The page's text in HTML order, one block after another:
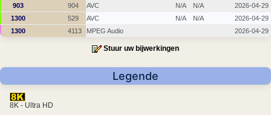
903
904 AVC N/A N/A
2026-04-29
1300
529 AVC N/A N/A
2026-04-29
1300
4113 MPEG Audio 2026-04-29
Stuur uw bijwerkingen
Legende
8K - Ultra HD